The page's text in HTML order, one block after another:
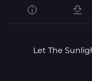
Let The